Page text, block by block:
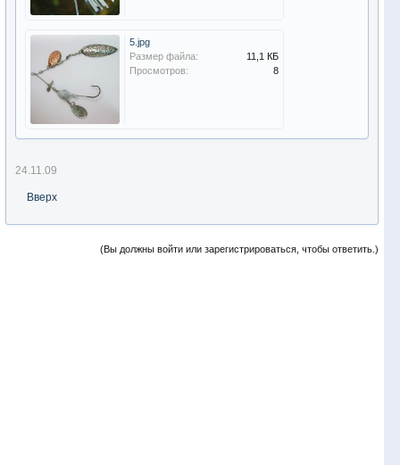
5.jpg
Размер файла:
11,1 КБ
Просмотров:
8
24.11.09
Вверх
(Вы должны войти или зарегистрироваться, чтобы ответить.)